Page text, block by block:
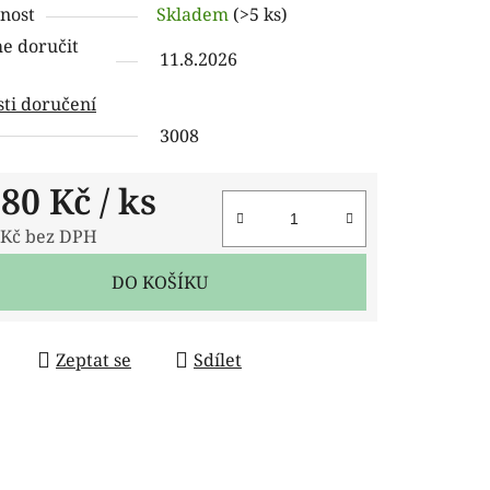
Skladem (>5 ks)
doručit
11.8.2026
doručení
3008
Kč / ks
bez DPH
DO KOŠÍKU
Zeptat se Sdílet